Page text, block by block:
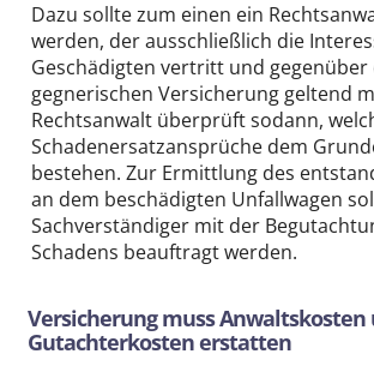
Dazu sollte zum einen ein
werden, der ausschließlich die
Geschädigten vertritt und gegenüber
gegnerischen Versicherung geltend
Rechtsanwalt überprüft sodann,
Schadenersatzansprüche dem
bestehen. Zur Ermittlung des
an dem beschädigten Unfallwagen
Sachverständiger mit der
Schadens beauftragt werden.
Versicherung muss Anwaltskosten
Gutachterkosten erstatten